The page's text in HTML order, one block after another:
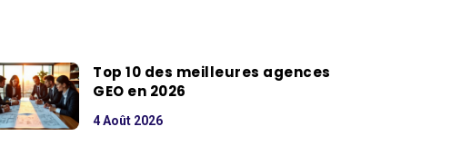
Top 10 des meilleures agences
GEO en 2026
4 Août 2026